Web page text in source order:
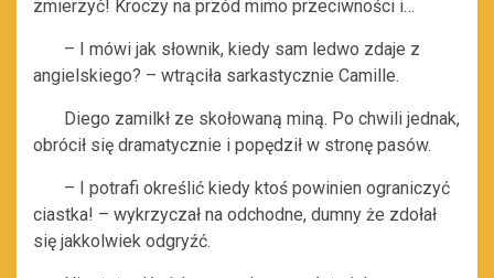
zmierzyć! Kroczy na przód mimo przeciwności i…
– I mówi jak słownik, kiedy sam ledwo zdaje z
angielskiego? – wtrąciła sarkastycznie Camille.
Diego zamilkł ze skołowaną miną. Po chwili jednak,
obrócił się dramatycznie i popędził w stronę pasów.
– I potrafi określić kiedy ktoś powinien ograniczyć
ciastka! – wykrzyczał na odchodne, dumny że zdołał
się jakkolwiek odgryźć.